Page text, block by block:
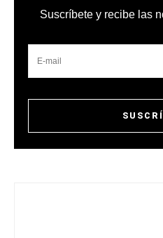
Suscríbete y recibe las